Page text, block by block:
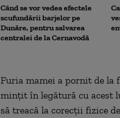
Când se vor vedea efectele
scufundării barjelor pe
Dunăre, pentru salvarea
centralei de la Cernavodă
Furia mamei a pornit de la
minţit în legătură cu acest
să treacă la corecţii fizice